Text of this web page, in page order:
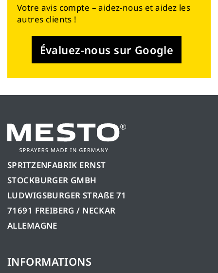
Votre avis compte – aidez-nous et aidez les
autres clients !
Évaluez-nous sur Google
SPRITZENFABRIK ERNST
STOCKBURGER GMBH
LUDWIGSBURGER STRAßE 71
71691 FREIBERG / NECKAR
ALLEMAGNE
INFORMATIONS